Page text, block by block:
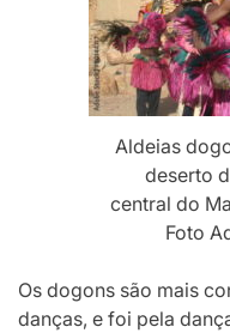
Aldeias
deserto
central do
Foto
Os dogons são mais
danças, e foi pela